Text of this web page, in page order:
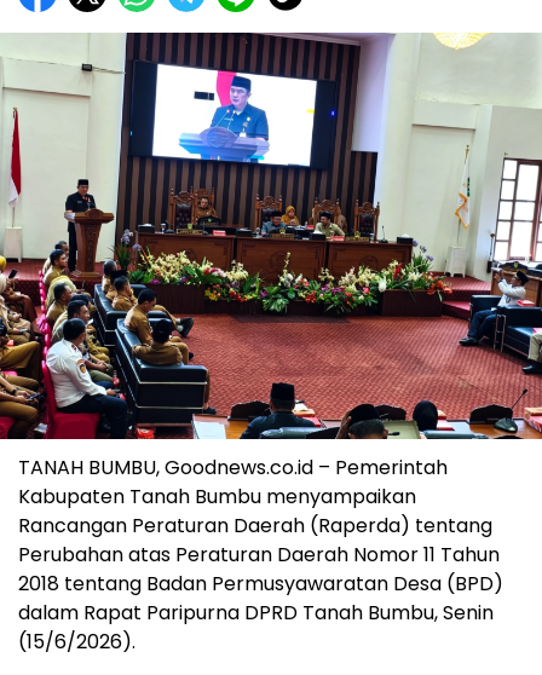
TANAH BUMBU, Goodnews.co.id – Pemerintah
Kabupaten Tanah Bumbu menyampaikan
Rancangan Peraturan Daerah (Raperda) tentang
Perubahan atas Peraturan Daerah Nomor 11 Tahun
2018 tentang Badan Permusyawaratan Desa (BPD)
dalam Rapat Paripurna DPRD Tanah Bumbu, Senin
(15/6/2026).